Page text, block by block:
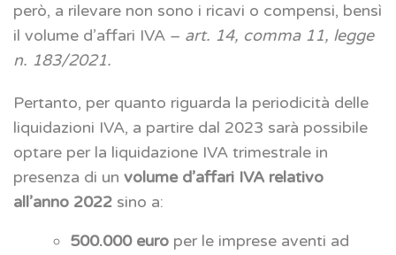
però, a rilevare non sono i ricavi o compensi, bensì
il volume d’affari IVA – art. 14, comma 11, legge
n. 183/2021.
Pertanto, per quanto riguarda la periodicità delle
liquidazioni IVA, a partire dal 2023 sarà possibile
optare per la liquidazione IVA trimestrale in
presenza di un volume d’affari IVA relativo
all’anno 2022 sino a:
500.000 euro per le imprese aventi ad